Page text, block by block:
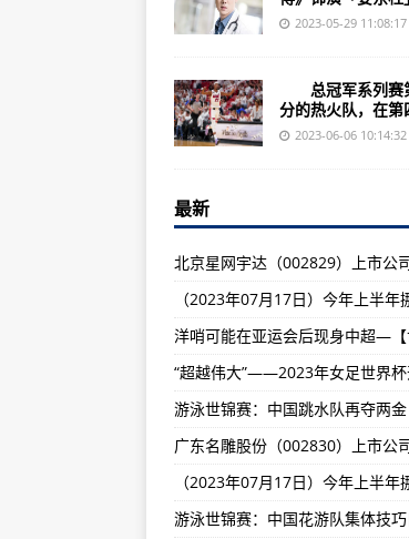
（2023年07月04
四川成飞集成（
（2023年07月04
诺基亚X6（按键和
（2023年07月04
广东融捷股份（
（2023年07月04日
诺基亚N73（外观
山东如意集团（
（2023年07月04日
湖北武汉凡谷（
（2023年07月04
上海二三四五（
2023-05-29 11:08:17
总冠军系列赛
分的热火队，在
2023-06-06 10:14:32
最新
洋哨可能在亚运会后现身中超—【
“超越伟大”——2023年女足世界